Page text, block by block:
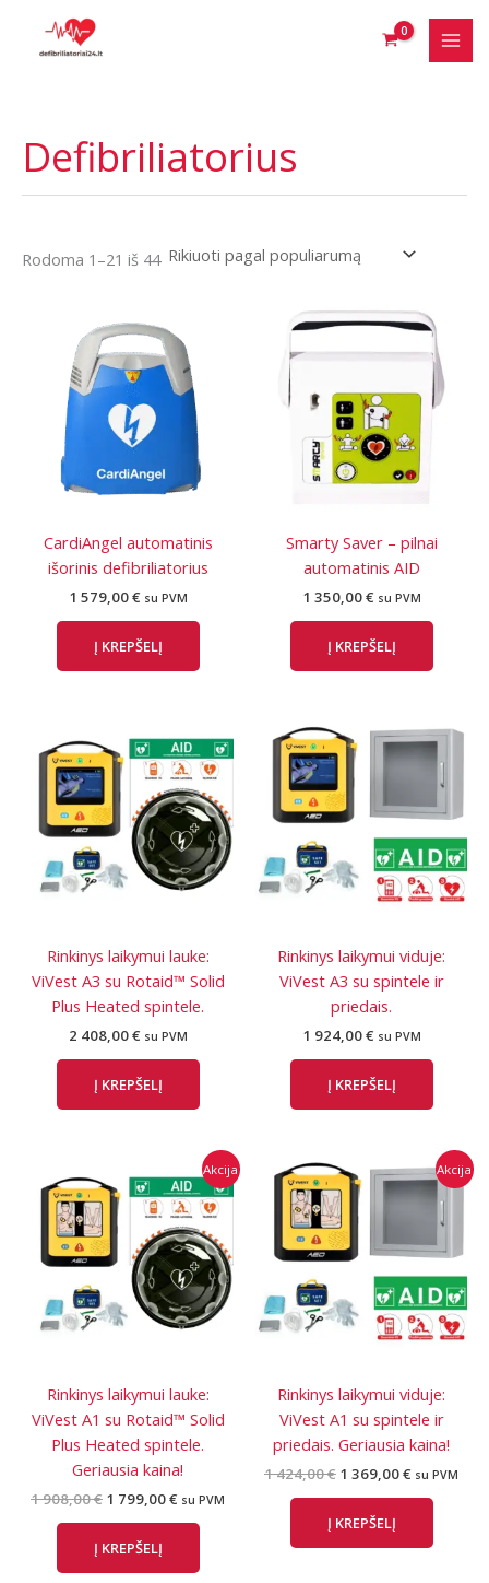
turinio
Defibriliatorius
Rodoma 1–21 iš 44Rūšiuojama
CardiAngel automatinis
išorinis defibriliatorius
1 579,00€ su PVM
Į KREPŠELĮ
Smarty Saver – pilnai
automatinis AID
1 350,00€ su PVM
Į KREPŠELĮ
Rinkinys laikymui lauke:
ViVest A3 su Rotaid™ Solid
Plus Heated spintele.
2 408,00€ su PVM
Į KREPŠELĮ
Rinkinys laikymui viduje:
ViVest A3 su spintele ir
priedais.
1 924,00€ su PVM
Į KREPŠELĮ
Akcija
Rinkinys laikymui lauke:
ViVest A1 su Rotaid™ Solid
Plus Heated spintele.
Geriausia kaina!
1 908,00€ Original
1
908,00 €.
1 799,00€ Current
799,00 €.
su PVM
Į KREPŠELĮ
Akcija
Rinkinys laikymui viduje:
ViVest A1 su spintele ir
priedais. Geriausia kaina!
1 424,00€ Original
1
424,00 €.
1 369,00€ Current
369,00 €.
su PVM
Į KREPŠELĮ